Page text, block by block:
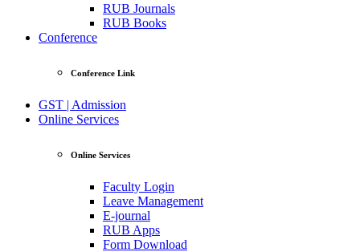
RUB Journals
RUB Books
Conference
Conference Link
GST | Admission
Online Services
Online Services
Faculty Login
Leave Management
E-journal
RUB Apps
Form Download